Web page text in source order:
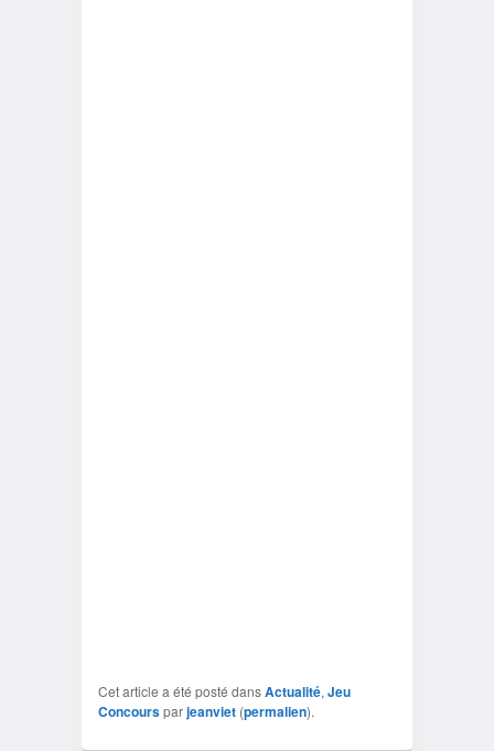
Cet article a été posté dansActualité, Jeu
Concoursparjeanviet(permalien).